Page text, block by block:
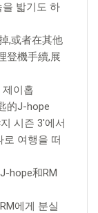
밟기도 하
,或者在其他
登機手續,展
이홉
的J-hope
시즌 3'에서
로 여행을 떠
hope和RM
에게 분실